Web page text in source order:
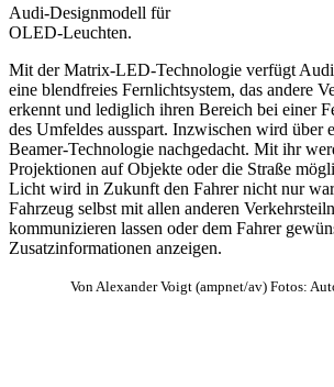
Audi-Designmodell für
OLED-Leuchten.
Mit der Matrix-LED-Technologie verfügt Audi
eine blendfreies Fernlichtsystem, das andere
erkennt und lediglich ihren Bereich bei einer
des Umfeldes ausspart. Inzwischen wird über
Beamer-Technologie nachgedacht. Mit ihr
Projektionen auf Objekte oder die Straße
Licht wird in Zukunft den Fahrer nicht nur
Fahrzeug selbst mit allen anderen
kommunizieren lassen oder dem Fahrer
Zusatzinformationen anzeigen.
Von Alexander Voigt (ampnet/av) Fotos: